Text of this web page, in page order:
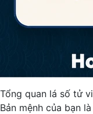
Tổng quan lá số tử vi
Bản mệnh của bạn là